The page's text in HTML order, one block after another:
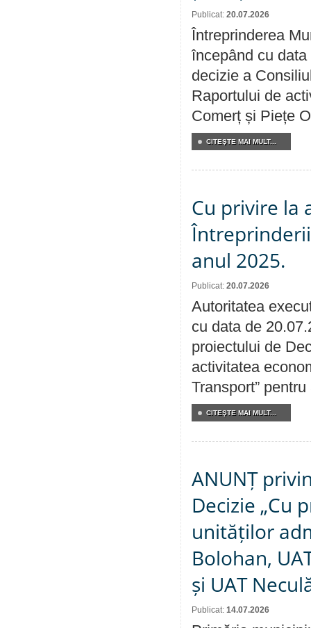
Publicat: 20.07.2026
Întreprinderea
începând cu
decizie a
Raportului de
Comerț și Piețe
CITEŞTE MAI MULT...
Cu privire la
anul 2025.
Publicat: 20.07.2026
Autoritatea
cu data de
proiectului de
activitatea
Transport” pentru
CITEŞTE MAI MULT...
ANUNȚ
Decizie „Cu
unităților
Bolohan,
și UAT
Publicat: 14.07.2026